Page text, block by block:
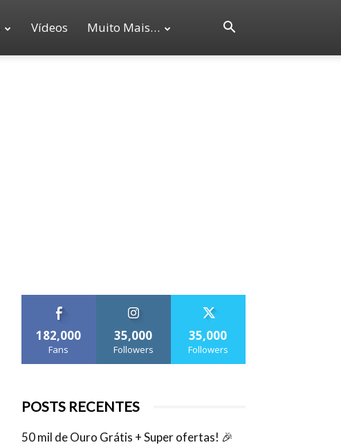
Vídeos Muito Mais…
182,000
Fans
35,000
Followers
35,000
Followers
POSTS RECENTES
50 mil de Ouro Grátis + Super ofertas! 🎉